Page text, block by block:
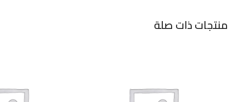
منتجات ذات صلة